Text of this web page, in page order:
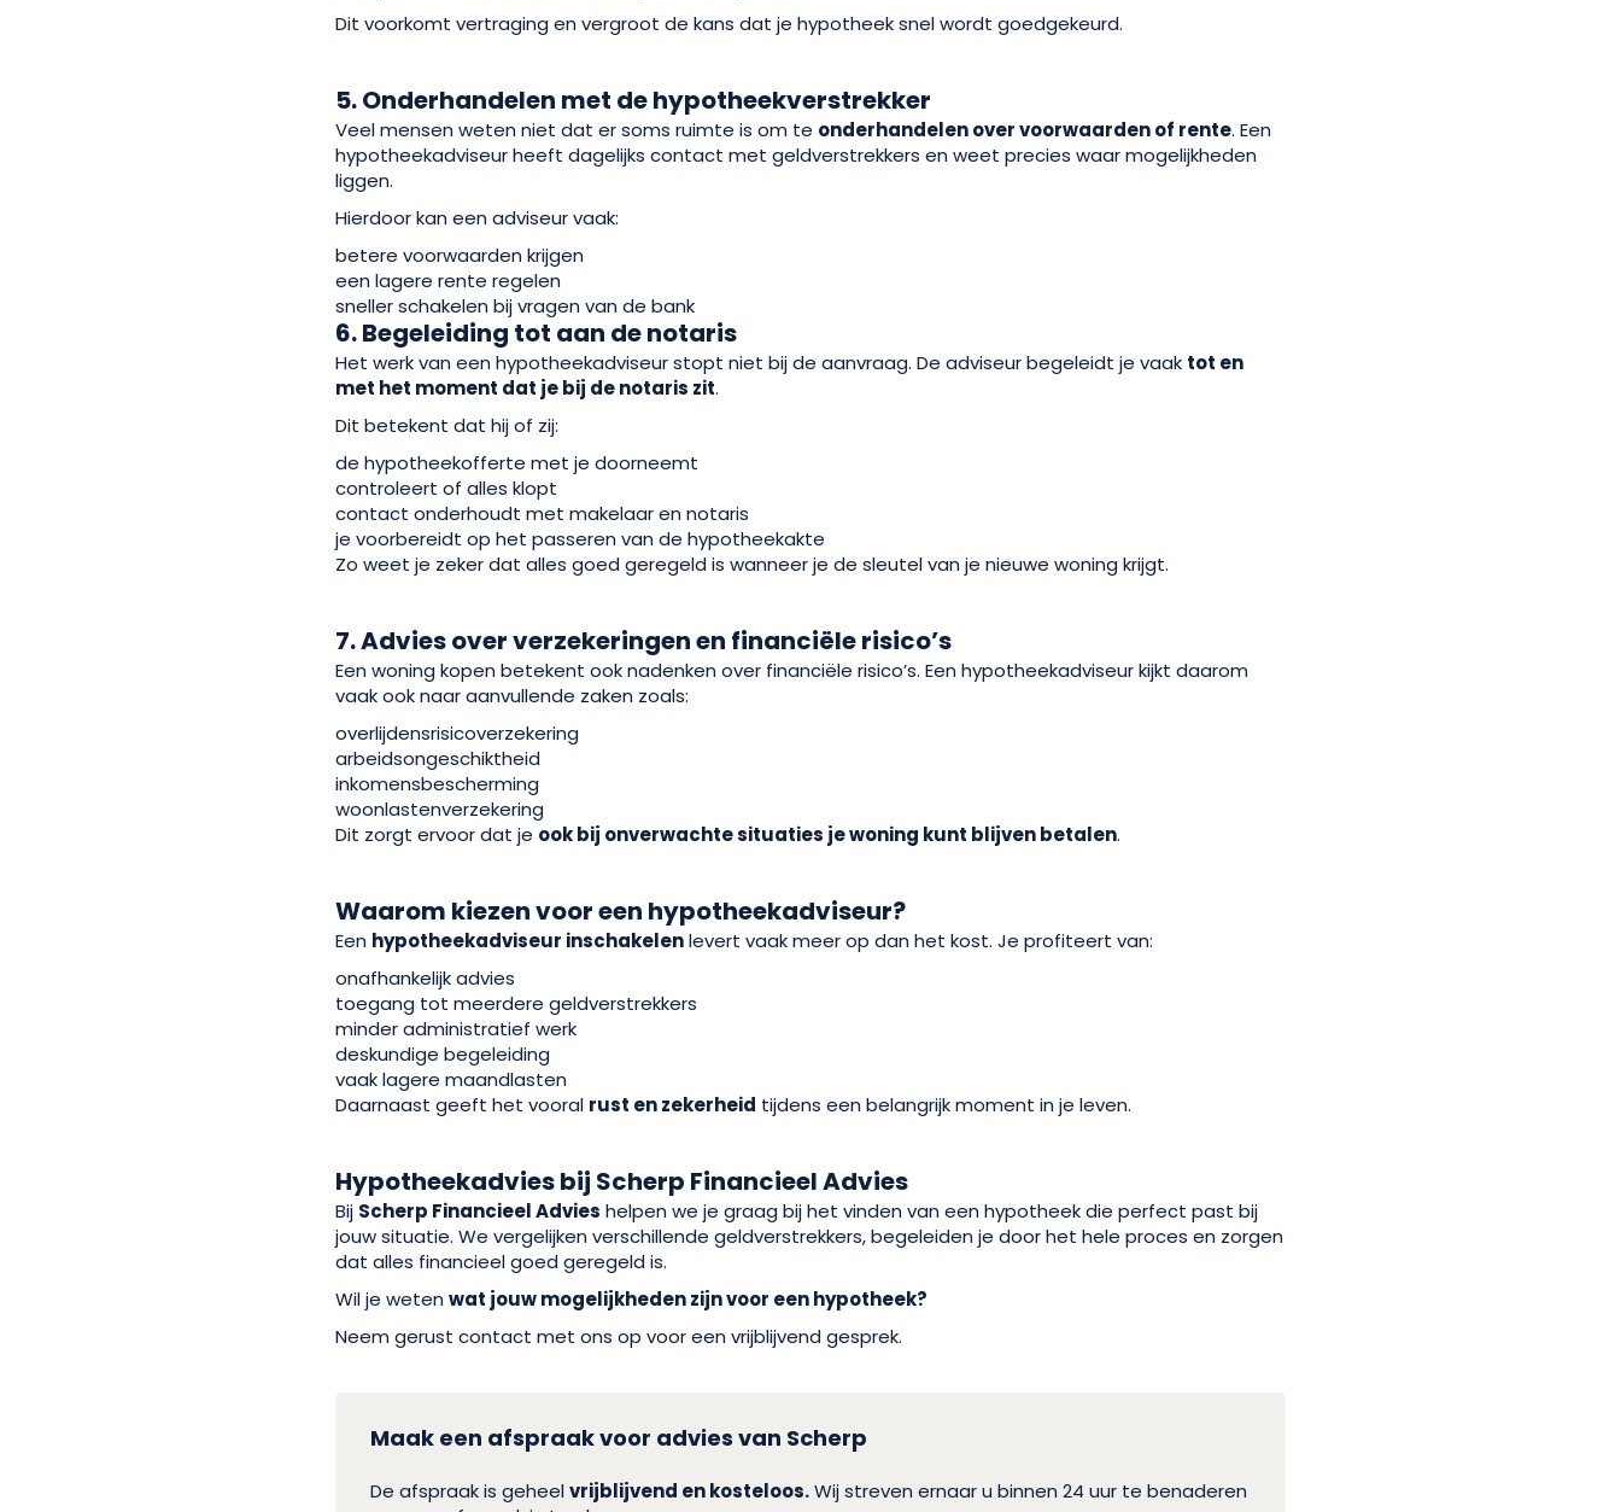
Dit voorkomt vertraging en vergroot de kans dat je hypotheek snel wordt goedgekeurd.
5. Onderhandelen met de hypotheekverstrekker
Veel mensen weten niet dat er soms ruimte is om te onderhandelen over voorwaarden of rente. Een
hypotheekadviseur heeft dagelijks contact met geldverstrekkers en weet precies waar mogelijkheden
liggen.
Hierdoor kan een adviseur vaak:
betere voorwaarden krijgen
een lagere rente regelen
sneller schakelen bij vragen van de bank
6. Begeleiding tot aan de notaris
Het werk van een hypotheekadviseur stopt niet bij de aanvraag. De adviseur begeleidt je vaak tot en
met het moment dat je bij de notaris zit.
Dit betekent dat hij of zij:
de hypotheekofferte met je doorneemt
controleert of alles klopt
contact onderhoudt met makelaar en notaris
je voorbereidt op het passeren van de hypotheekakte
Zo weet je zeker dat alles goed geregeld is wanneer je de sleutel van je nieuwe woning krijgt.
7. Advies over verzekeringen en financiële risico’s
Een woning kopen betekent ook nadenken over financiële risico’s. Een hypotheekadviseur kijkt daarom
vaak ook naar aanvullende zaken zoals:
overlijdensrisicoverzekering
arbeidsongeschiktheid
inkomensbescherming
woonlastenverzekering
Dit zorgt ervoor dat je ook bij onverwachte situaties je woning kunt blijven betalen.
Waarom kiezen voor een hypotheekadviseur?
Een hypotheekadviseur inschakelenlevert vaak meer op dan het kost. Je profiteert van:
onafhankelijk advies
toegang tot meerdere geldverstrekkers
minder administratief werk
deskundige begeleiding
vaak lagere maandlasten
Daarnaast geeft het vooral rust en zekerheid tijdens een belangrijk moment in je leven.
Hypotheekadvies bij Scherp Financieel Advies
Bij Scherp Financieel Advies helpen we je graag bij het vinden van een hypotheek die perfect past bij
jouw situatie. We vergelijken verschillende geldverstrekkers, begeleiden je door het hele proces en zorgen
dat alles financieel goed geregeld is.
Wil je wetenwat jouw mogelijkheden zijn voor een hypotheek?
Neem gerust contact met ons op voor een vrijblijvend gesprek.
Maak een afspraak voor advies van Scherp
De afspraak is geheelvrijblijvend en kosteloos.Wij streven ernaar u binnen 24 uur te benaderen